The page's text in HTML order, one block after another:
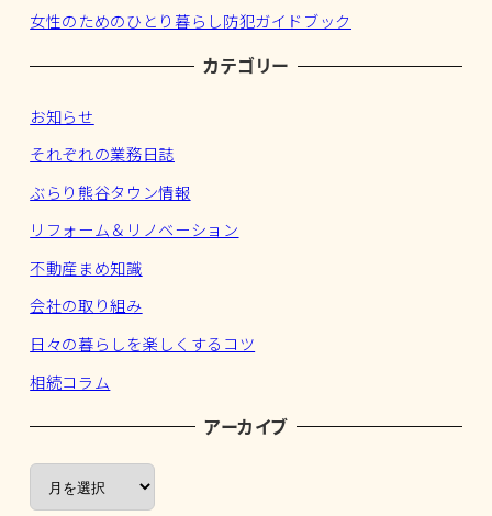
女性のためのひとり暮らし防犯ガイドブック
カテゴリー
お知らせ
それぞれの業務日誌
ぶらり熊谷タウン情報
リフォーム＆リノベーション
不動産まめ知識
会社の取り組み
日々の暮らしを楽しくするコツ
相続コラム
アーカイブ
ー